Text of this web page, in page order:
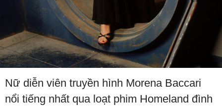
Nữ diễn viên truyền hình Morena Baccari
nổi tiếng nhất qua loạt phim Homeland đình